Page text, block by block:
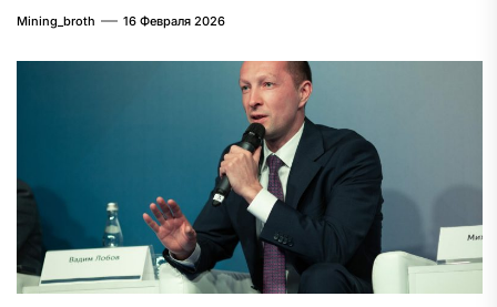
Mining_broth 16 Февраля 2026